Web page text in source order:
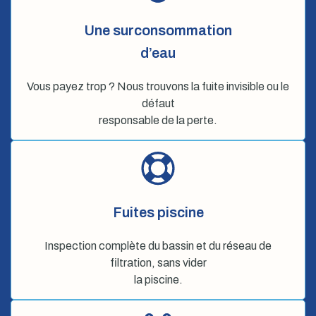
Une surconsommation
d’eau
Vous payez trop ? Nous trouvons la fuite invisible ou le
défaut
responsable de la perte.
Fuites piscine
Inspection complète du bassin et du réseau de
filtration, sans vider
la piscine.